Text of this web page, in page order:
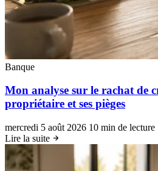
Banque
Mon analyse sur le rachat de
propriétaire et ses pièges
mercredi 5 août 2026 10 min de lecture
Lire la suite